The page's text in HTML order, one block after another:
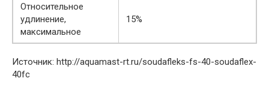
Относительное
удлинение,
максимальное
15%
Источник: http://aquamast-rt.ru/soudafleks-fs-40-soudaflex-
40fc